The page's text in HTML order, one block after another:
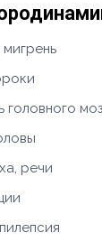
головного
речи